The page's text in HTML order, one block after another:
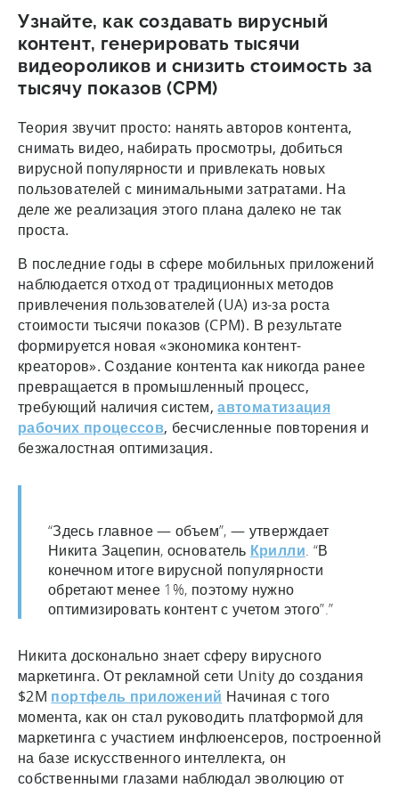
Узнайте, как создавать вирусный
контент, генерировать тысячи
видеороликов и снизить стоимость за
тысячу показов (CPM)
Теория звучит просто: нанять авторов контента,
снимать видео, набирать просмотры, добиться
вирусной популярности и привлекать новых
пользователей с минимальными затратами. На
деле же реализация этого плана далеко не так
проста.
В последние годы в сфере мобильных приложений
наблюдается отход от традиционных методов
привлечения пользователей (UA) из-за роста
стоимости тысячи показов (CPM). В результате
формируется новая «экономика контент-
креаторов». Создание контента как никогда ранее
превращается в промышленный процесс,
требующий наличия систем,автоматизация
рабочих процессов, бесчисленные повторения и
безжалостная оптимизация.
“Здесь главное — объем”, — утверждает
Никита Зацепин, основатель Крилли. “В
конечном итоге вирусной популярности
обретают менее 1%, поэтому нужно
оптимизировать контент с учетом этого”.”
Никита досконально знает сферу вирусного
маркетинга. От рекламной сети Unity до создания
$2M портфель приложений Начиная с того
момента, как он стал руководить платформой для
маркетинга с участием инфлюенсеров, построенной
на базе искусственного интеллекта, он
собственными глазами наблюдал эволюцию от